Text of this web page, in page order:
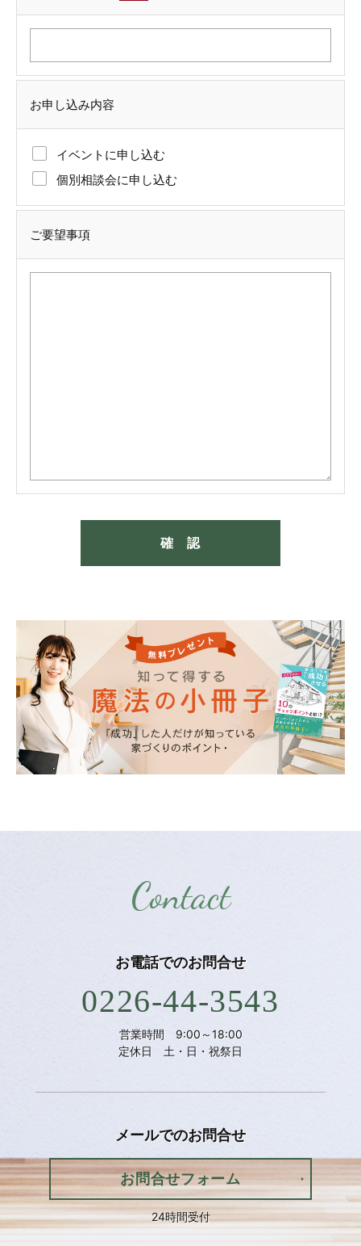
お申し込み内容
イベントに申し込む
個別相談会に申し込む
ご要望事項
Contact
お電話でのお問合せ
0226-44-3543
営業時間 9:00～18:00
定休日 土・日・祝祭日
メールでのお問合せ
お問合せフォーム
24時間受付